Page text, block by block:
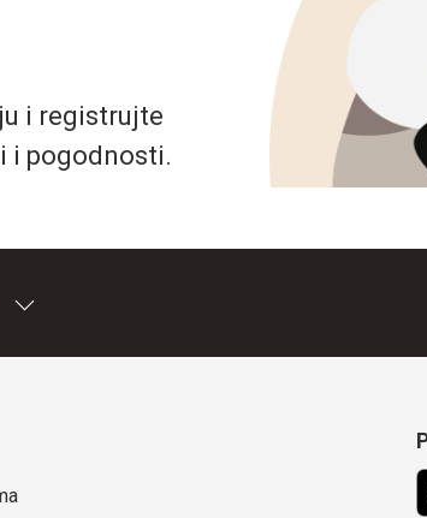
i registrujte
i pogodnosti.